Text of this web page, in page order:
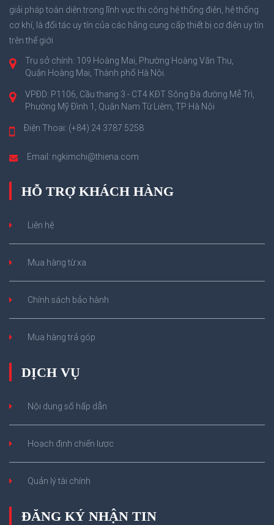
giải pháp toàn diện trong lĩnh vực thi công hệ thống điện, hệ thống
cơ khí, là đối tác uy tín của các hãng cung cấp thiết bị cơ điện uy tín
trên thế giới
Trụ sở chính: 109 Hoàng Mai, Phường Hoàng Văn Thụ,
Quận Hoàng Mai, Thành phố Hà Nội.
VPĐD: P1106, Cầu thang 3 - CT4 KĐT Sông Đà đường Mễ Trì,
Phường Mỹ Đình 1, Quận Nam Từ Liêm, TP Hà Nội
Điện Thoại: (+84) 24 3787 5258
Email: ngkimchi@thiena.com
HỖ TRỢ KHÁCH HÀNG
Liên hệ
Mua hàng từ xa
Chính sách bảo hành
Mua hàng trả góp
DỊCH VỤ
Nội dung số hấp dẫn
Hoạch định chiến lược
Quản lý tài chính
ĐĂNG KÝ NHẬN TIN